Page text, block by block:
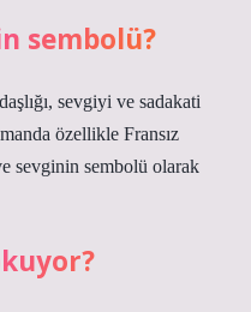
sembolü?
sevgiyi ve sadakati
özellikle Fransız
sevginin sembolü olarak